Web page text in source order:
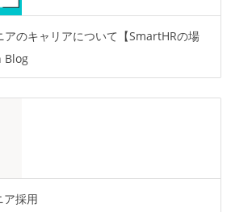
google-cloud-armor
のキャリアについて【SmartHRの場
Blog
ア採用